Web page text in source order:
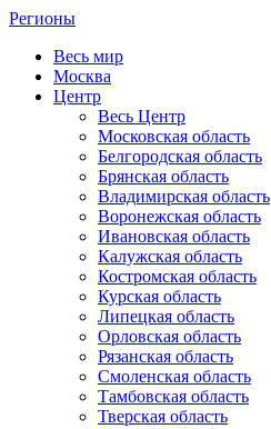
Регионы
Весь мир
Москва
Центр
Весь Центр
Московская область
Белгородская область
Брянская область
Владимирская область
Воронежская область
Ивановская область
Калужская область
Костромская область
Курская область
Липецкая область
Орловская область
Рязанская область
Смоленская область
Тамбовская область
Тверская область